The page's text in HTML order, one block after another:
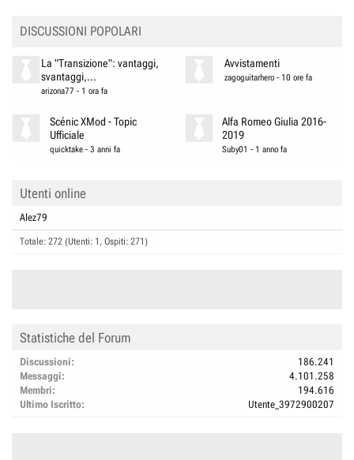
DISCUSSIONI POPOLARI
La "Transizione": vantaggi,
svantaggi,...
arizona77 - 1 ora fa
Avvistamenti
zagoguitarhero - 10 ore fa
Scénic XMod - Topic
Ufficiale
quicktake -3 anni fa
Alfa Romeo Giulia 2016-
2019
Suby01 - 1 anno fa
Utenti online
Alez79
Totale: 272 (Utenti: 1, Ospiti: 271)
Statistiche del Forum
Discussioni
186.241
Messaggi
4.101.258
Membri
194.616
Ultimo Iscritto
Utente_3972900207